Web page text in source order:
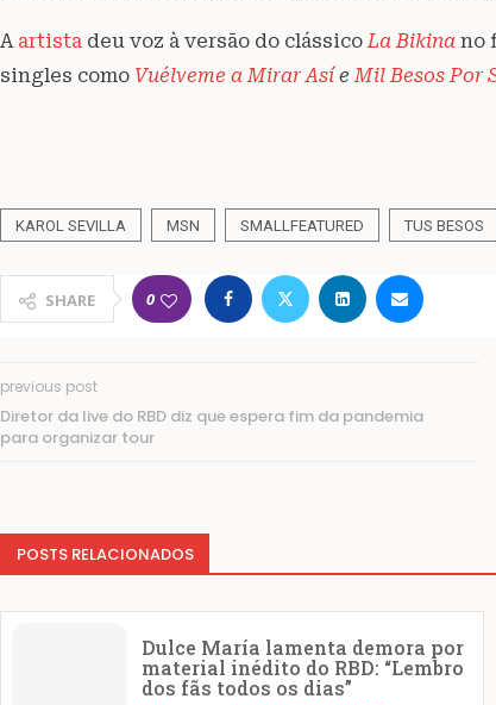
A artista deu voz à versão do clássicoLa Bikina no
singles como Vuélveme a Mirar Así eMil Besos Por
KAROL SEVILLA MSN SMALLFEATURED TUS BESOS
SHARE 0
previous post
Diretor da live do RBD diz que espera fim da pandemia
para organizar tour
POSTS RELACIONADOS
Dulce María lamenta demora por
material inédito do RBD: “Lembro
dos fãs todos os dias”